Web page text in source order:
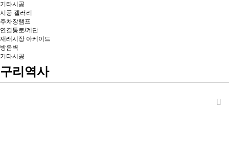
기타시공
시공 갤러리
주차장램프
연결통로/계단
재래시장 아케이드
방음벽
기타시공
구리역사